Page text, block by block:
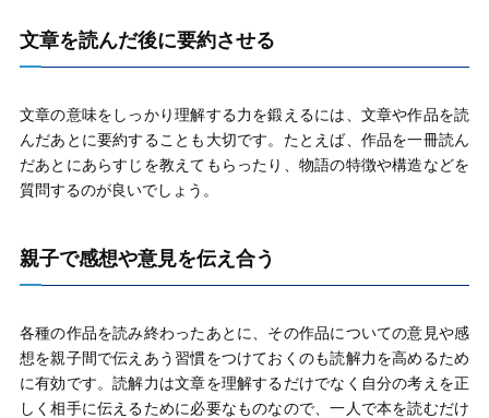
文章を読んだ後に要約させる
文章の意味をしっかり理解する力を鍛えるには、文章や作品を読
んだあとに要約することも大切です。たとえば、作品を一冊読ん
だあとにあらすじを教えてもらったり、物語の特徴や構造などを
質問するのが良いでしょう。
親子で感想や意見を伝え合う
各種の作品を読み終わったあとに、その作品についての意見や感
想を親子間で伝えあう習慣をつけておくのも読解力を高めるため
に有効です。読解力は文章を理解するだけでなく自分の考えを正
しく相手に伝えるために必要なものなので、一人で本を読むだけ